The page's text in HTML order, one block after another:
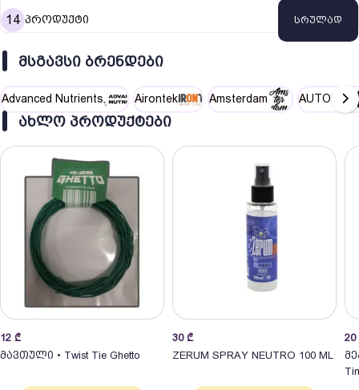
expectations keep us on our toes and give us a chance to
distinguish ourselves. What ever the question is Can-Filters has the
14 პროდუქტი სრულად
ᲛᲡᲒᲐᲕᲡᲘ ᲑᲠᲔᲜᲓᲔᲑᲘ
Advanced Nutrients Airontek Amsterdam AUTOPOT
ᲐᲮᲚᲝ ᲞᲠᲝᲓᲣᲥᲢᲔᲑᲘ
12 ₾
მავთული • Twist Tie Ghetto
30 ₾
ZERUM SPRAY NEUTRO 100 ML
20